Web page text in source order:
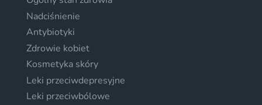
Nadciśnienie
Antybiotyki
Zdrowie kobiet
Kosmetyka skóry
Leki przeciwdepresyjne
Leki przeciwbólowe